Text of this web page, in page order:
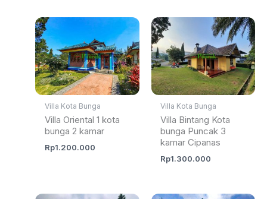
Villa Kota Bunga
Villa Oriental 1 kota
bunga 2 kamar
Rp1.200.000
Villa Kota Bunga
Villa Bintang Kota
bunga Puncak 3
kamar Cipanas
Rp1.300.000